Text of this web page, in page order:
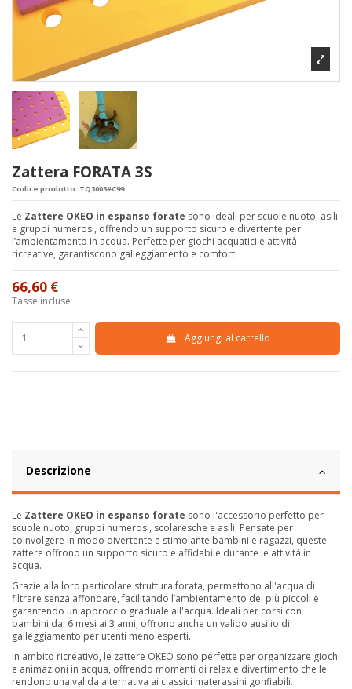
Zattera FORATA 3S
Codice prodotto: TQ3003#C99
Le Zattere OKEO in espanso forate sono ideali per scuole nuoto, asili
e gruppi numerosi, offrendo un supporto sicuro e divertente per
l’ambientamento in acqua. Perfette per giochi acquatici e attività
ricreative, garantiscono galleggiamento e comfort.
66,60 €
Tasse incluse
Aggiungi al carrello
Descrizione
Le Zattere OKEO in espanso forate sono l'accessorio perfetto per
scuole nuoto, gruppi numerosi, scolaresche e asili. Pensate per
coinvolgere in modo divertente e stimolante bambini e ragazzi, queste
zattere offrono un supporto sicuro e affidabile durante le attività in
acqua.
Grazie alla loro particolare struttura forata, permettono all'acqua di
filtrare senza affondare, facilitando l’ambientamento dei più piccoli e
garantendo un approccio graduale all'acqua. Ideali per corsi con
bambini dai 6 mesi ai 3 anni, offrono anche un valido ausilio di
galleggiamento per utenti meno esperti.
In ambito ricreativo, le zattere OKEO sono perfette per organizzare giochi
e animazioni in acqua, offrendo momenti di relax e divertimento che le
rendono una valida alternativa ai classici materassini gonfiabili.